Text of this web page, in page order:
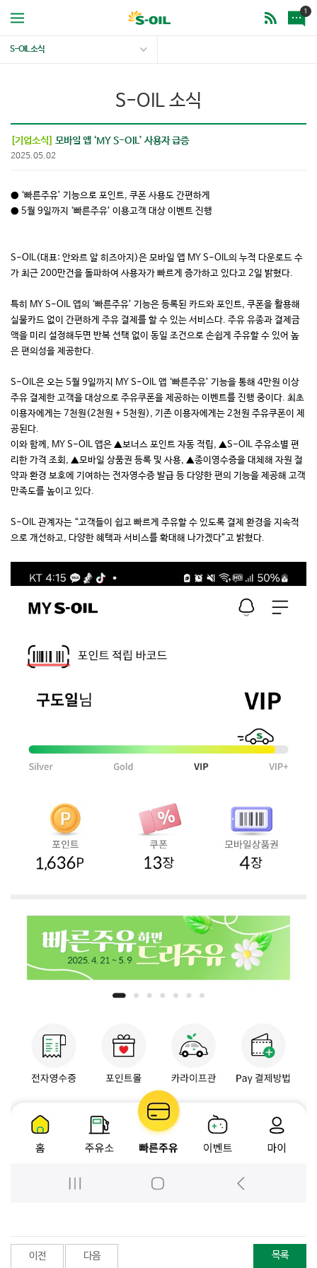
1
S-OIL 소식
S-OIL 소식
[기업소식] 모바일 앱 ‘MY S-OIL’ 사용자 급증
2025.05.02
● ‘빠른주유’ 기능으로 포인트, 쿠폰 사용도 간편하게
● 5월 9일까지 ‘빠른주유’ 이용고객 대상 이벤트 진행
S-OIL(대표: 안와르 알 히즈아지)은 모바일 앱 MY S-OIL의 누적 다운로드 수
가 최근 200만건을 돌파하여 사용자가 빠르게 증가하고 있다고 2일 밝혔다.
특히 MY S-OIL 앱의 ‘빠른주유’ 기능은 등록된 카드와 포인트, 쿠폰을 활용해
실물카드 없이 간편하게 주유 결제를 할 수 있는 서비스다. 주유 유종과 결제금
액을 미리 설정해두면 반복 선택 없이 동일 조건으로 손쉽게 주유할 수 있어 높
은 편의성을 제공한다.
S-OIL은 오는 5월 9일까지 MY S-OIL 앱 ‘빠른주유’ 기능을 통해 4만원 이상
주유 결제한 고객을 대상으로 주유쿠폰을 제공하는 이벤트를 진행 중이다. 최초
이용자에게는 7천원(2천원 + 5천원), 기존 이용자에게는 2천원 주유쿠폰이 제
공된다.
이와 함께, MY S-OIL 앱은 ▲보너스 포인트 자동 적립, ▲S-OIL 주유소별 편
리한 가격 조회, ▲모바일 상품권 등록 및 사용, ▲종이영수증을 대체해 자원 절
약과 환경 보호에 기여하는 전자영수증 발급 등 다양한 편의 기능을 제공해 고객
만족도를 높이고 있다.
S-OIL 관계자는 “고객들이 쉽고 빠르게 주유할 수 있도록 결제 환경을 지속적
으로 개선하고, 다양한 혜택과 서비스를 확대해 나가겠다”고 밝혔다.
이전 다음 목록